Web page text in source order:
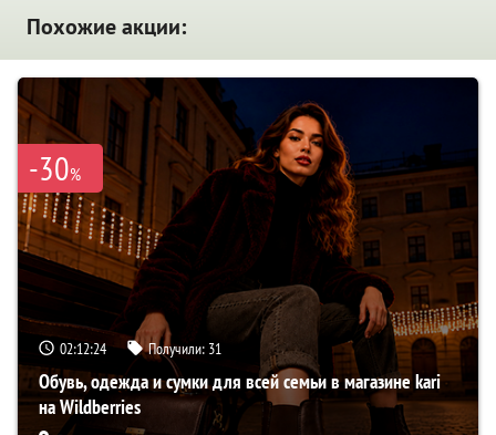
Похожие акции:
-30%
02:12:23 Получили: 31
Обувь, одежда и сумки для всей семьи в магазине kari
на Wildberries